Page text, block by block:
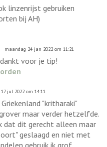
linzenrijst gebruiken
bij AH)
maandag 24 jan 2022 om 11:21
voor je tip!
jul 2022 om 14:11
"kritharaki"
maar verder hetzelfde.
dat dit gerecht alleen maar
geslaagd en niet met
gebruik ik grof